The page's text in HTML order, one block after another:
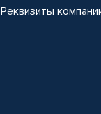
Реквизиты